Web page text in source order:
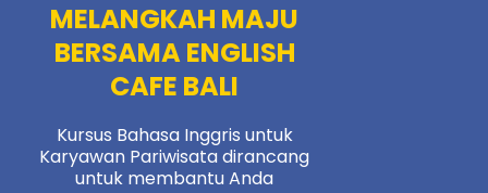
MELANGKAH MAJU
BERSAMA ENGLISH
CAFE BALI
Kursus Bahasa Inggris untuk
Karyawan Pariwisata dirancang
untuk membantu Anda